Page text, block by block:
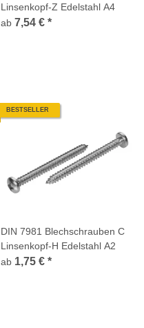
Linsenkopf-Z Edelstahl A4
ab 7,54 € *
BESTSELLER
DIN 7981 Blechschrauben C
Linsenkopf-H Edelstahl A2
ab 1,75 € *